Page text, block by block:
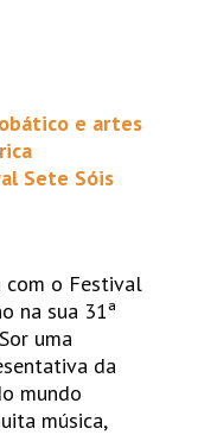
e artes
Sete Sóis
com o Festival
na sua 31ª
uma
da
mundo
música,